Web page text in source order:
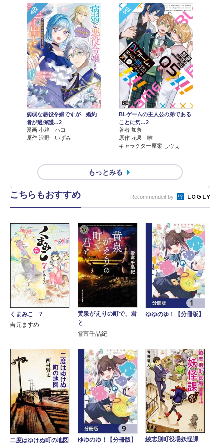
4位
病弱な悪役令嬢ですが、婚約
者が過保護…2
漫画 小箱 ハコ
原作 沢野 いずみ
5位
BLゲームの主人公の弟である
ことに気…2
著者 加奈
原作 花果 唯
キャラクター原案 しヴぇ
もっとみる
こちらもおすすめ Recommended by
くまみこ 7
吉元ますめ
黄泉がえりの町で、君
と
雪富千晶紀
ゆゆのゆ！【分冊版】
二度はゆけぬ町の地図
ゆゆのゆ！【分冊版】
綾志別町役場妖怪課